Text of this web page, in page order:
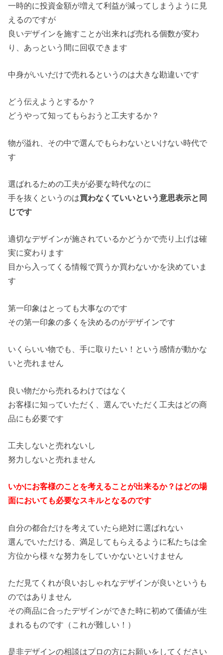
一時的に投資金額が増えて利益が減ってしまうように見
えるのですが
良いデザインを施すことが出来れば売れる個数が変わ
り、あっという間に回収できます
中身がいいだけで売れるというのは大きな勘違いです
どう伝えようとするか？
どうやって知ってもらおうと工夫するか？
物が溢れ、その中で選んでもらわないといけない時代で
す
選ばれるための工夫が必要な時代なのに
手を抜くというのは買わなくていいという意思表示と同
じです
適切なデザインが施されているかどうかで売り上げは確
実に変わります
目から入ってくる情報で買うか買わないかを決めていま
す
第一印象はとっても大事なのです
その第一印象の多くを決めるのがデザインです
いくらいい物でも、手に取りたい！という感情が動かな
いと売れません
良い物だから売れるわけではなく
お客様に知っていただく、選んでいただく工夫はどの商
品にも必要です
工夫しないと売れないし
努力しないと売れません
いかにお客様のことを考えることが出来るか？はどの場
面においても必要なスキルとなるのです
自分の都合だけを考えていたら絶対に選ばれない
選んでいただける、満足してもらえるように私たちは全
方位から様々な努力をしていかないといけません
ただ見てくれが良いおしゃれなデザインが良いというも
のではありません
その商品に合ったデザインができた時に初めて価値が生
まれるものです（これが難しい！）
是非デザインの相談はプロの方にお願いをしてください